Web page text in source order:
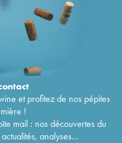
et profitez de nos pépites
!
mail : nos découvertes du
analyses...